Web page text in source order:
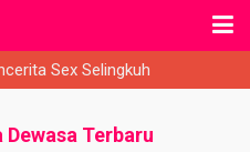
Sex Selingkuh
Terbaru